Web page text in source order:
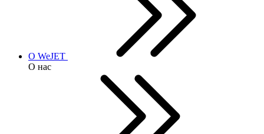
О WeJET
О нас